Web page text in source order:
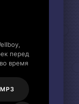
перед
время